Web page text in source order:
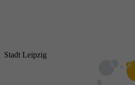
Stadt Leipzig